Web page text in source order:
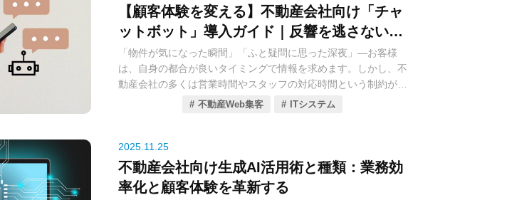
連携戦略」です。
本コラムは、不動産会社の皆様が日々の業務負担を軽減し、鮮度
の高い物件情報を迅速に公開するためのデータ連携戦略の基本を
解説します。
【顧客体験を変える】不動産会社向け「チャ
ットボット」導入ガイド｜反響を逃さない戦
略
「物件が気になった瞬間」「ふと疑問に思った深夜」—お客様
は、自身の都合が良いタイミングで情報を求めます。しかし、不
動産会社の多くは営業時間やスタッフの対応時間という制約があ
り、お客様の「今すぐ知りたい」というニーズに即座に応えられ
ここで鍵となるのがチャットボットです。
チャットボットは、WebサイトやLINEなどの窓口で、お客様から
の問い合わせに24時間365日、即座に自動応答するシステムで
す。単なる業務効率化ツールではなく、顧客体験（CX）を革新
不動産Web集客 ITシステム
2025.11.25
不動産会社向け生成AI活用術と種類：業務効
率化と顧客体験を革新する